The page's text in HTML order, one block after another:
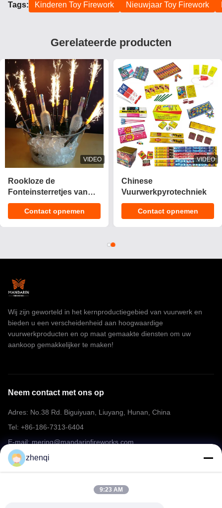
Tags: Kinderen Toy Firework Nieuwjaar Toy Firework
Gerelateerde producten
VIDEO
Rookloze de
Fonteinsterretjes van
het Stadiumijs/0,029
CBM Vuurwerk van
Contact opnemen
VIDEO
Chinese
Vuurwerkpyrotechniek
Contact opnemen
Wij zijn geworteld in het kernproductiegebied van vuurwerk en
bieden u een verscheidenheid aan hoogwaardige
vuurwerkproducten en op maat gemaakte diensten om uw
aankoop gemakkelijker te maken!
Neem contact met ons op
Adres: No.38 Rd. Biguiyuan, Liuyang, Hunan, China
Tel: +86-186-7313-6404
E-mail: mering@mandarinfireworks.com
zhenqi
9:23 AM